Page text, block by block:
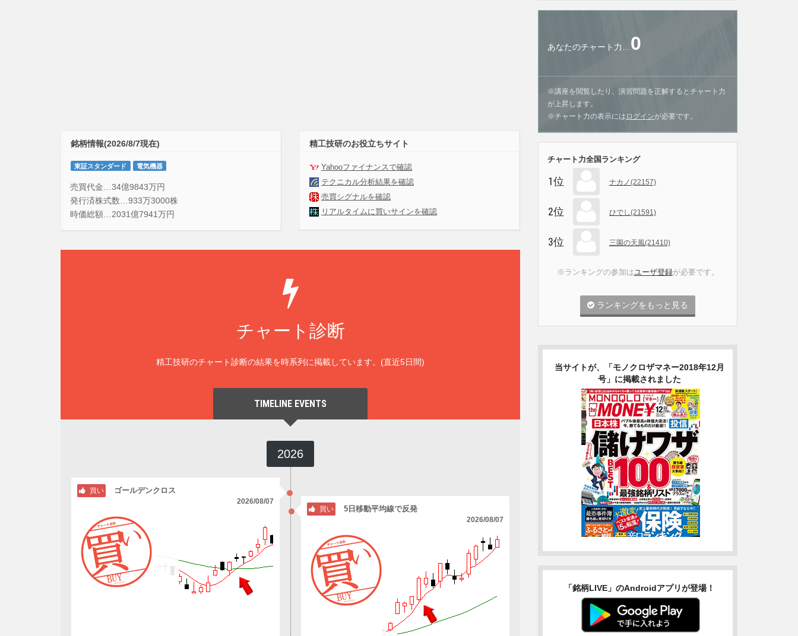
銘柄情報(2026/8/7現在)
東証スタンダード 電気機器
売買代金…34億9843万円
発行済株式数…933万3000株
時価総額…2031億7941万円
精工技研のお役立ちサイト
Yahooファイナンスで確認
テクニカル分析結果を確認
売買シグナルを確認
リアルタイムに買いサインを確認
チャート診断
精工技研のチャート診断の結果を時系列に掲載しています。(直近5日間)
TIMELINE EVENTS
2026
買い ゴールデンクロス
2026/08/07
買い 5日移動平均線で反発
2026/08/07
あなたのチャート力… 0
※講座を閲覧したり、演習問題を正解するとチャート力
が上昇します。
※チャート力の表示には ログインが必要です。
チャート力全国ランキング
1位 ナカノ(22157)
2位 ひでし(21591)
3位 三園の天風(21410)
※ランキングの参加はユーザ登録が必要です。
ランキングをもっと見る
当サイトが、「モノクロザマネー2018年12月
号」に掲載されました
「銘柄LIVE」のAndroidアプリが登場！